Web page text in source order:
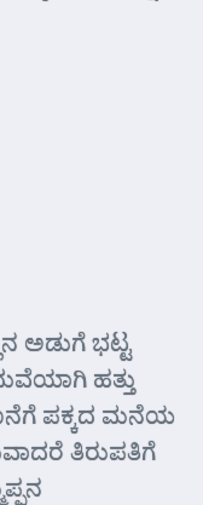
ಅಡುಗೆ ಭಟ್ಟ
ಹತ್ತು
ಪಕ್ಕದ ಮನೆಯ
ತಿರುಪತಿಗೆ